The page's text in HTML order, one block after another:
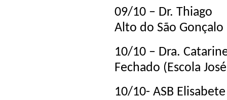
09/10 – Dr. Thiago
Alto do São
10/10 – Dra.
Fechado (Escola
10/10- ASB Elisabete